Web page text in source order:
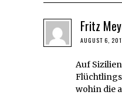
Fritz
AUGUST 6,
Auf
wohin die